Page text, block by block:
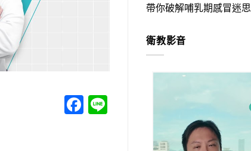
Facebook
帶你破解哺乳期感冒迷思
衛教影音